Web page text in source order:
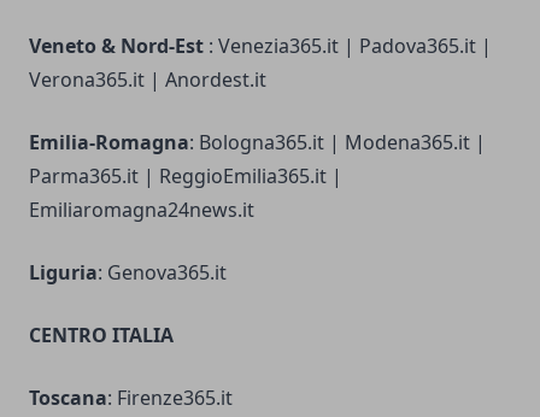
Veneto & Nord-Est : Venezia365.it | Padova365.it |
Verona365.it | Anordest.it
Emilia-Romagna: Bologna365.it | Modena365.it |
Parma365.it | ReggioEmilia365.it |
Emiliaromagna24news.it
Liguria: Genova365.it
CENTRO ITALIA
Toscana: Firenze365.it